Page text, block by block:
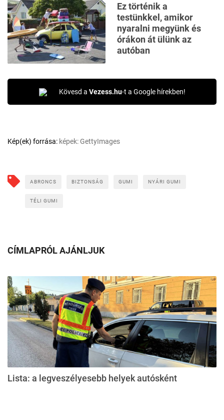
Ez történik a
testünkkel, amikor
nyaralni megyünk és
órákon át ülünk az
autóban
Kövesd a Vezess.hu-t a Google hírekben!
Kép(ek) forrása: képek: GettyImages
ABRONCS BIZTONSÁG GUMI NYÁRI GUMI
TÉLI GUMI
CÍMLAPRÓL AJÁNLJUK
Lista: a legveszélyesebb helyek autósként